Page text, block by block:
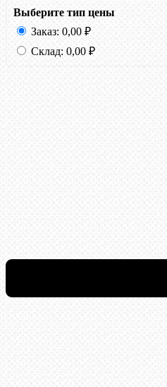
Выберите тип цены
Заказ: 0,00 ₽
Склад: 0,00 ₽